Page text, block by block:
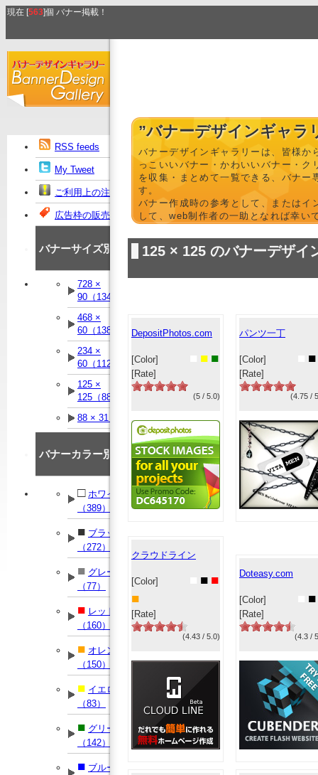
現在 [563]個 バナー掲載！
RSS feeds
My Tweet
ご利用上の注意
広告枠の販売
バナーサイズ別
728 ×
90（134）
468 ×
60（138）
234 ×
60（112）
125 ×
125（88）
88 × 31（90）
バナーカラー別
□ ホワイト
（389）
■ ブラック
（272）
■ グレー
（77）
■ レッド
（160）
■ オレンジ
（150）
■ イエロー
（83）
■ グリーン
（142）
■ ブルー
”バナーデザインギャラ
バナーデザインギャラリーは、皆様か
っこいいバナー・かわいいバナー・ク
を収集・まとめて一覧できる、バナー
す。
バナー作成時の参考として、またはイ
して、web制作者の一助となれば幸い
125 × 125 のバナーデザイ
DepositPhotos.com
[Color] ■ ■
[Rate]
(5 / 5.0)
パンツ一丁
[Color] ■
[Rate]
(4.75 /
クラウドライン
[Color] ■ ■
■
[Rate]
(4.43 / 5.0)
Doteasy.com
[Color] ■
[Rate]
(4.3 /